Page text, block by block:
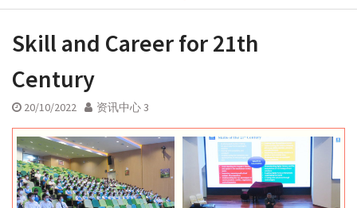
Skill and Career for 21th
Century
20/10/2022 资讯中心 3